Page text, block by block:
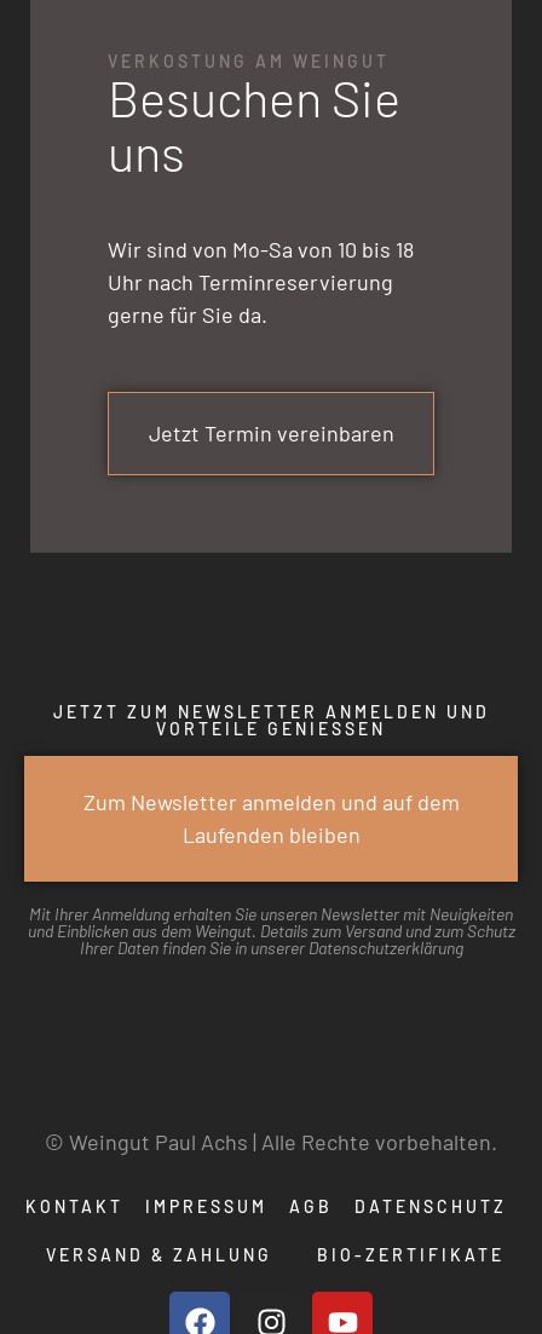
VERKOSTUNG AM WEINGUT
Besuchen Sie
uns
Wir sind von Mo-Sa von 10 bis 18
Uhr nach Terminreservierung
gerne für Sie da.
Jetzt Termin vereinbaren
JETZT ZUM NEWSLETTER ANMELDEN UND
VORTEILE GENIESSEN
Zum Newsletter anmelden und auf dem
Laufenden bleiben
Mit Ihrer Anmeldung erhalten Sie unseren Newsletter mit Neuigkeiten
und Einblicken aus dem Weingut. Details zum Versand und zum Schutz
Ihrer Daten finden Sie in unserer Datenschutzerklärung
© Weingut Paul Achs | Alle Rechte vorbehalten.
KONTAKT IMPRESSUM AGB DATENSCHUTZ
VERSAND & ZAHLUNG BIO-ZERTIFIKATE